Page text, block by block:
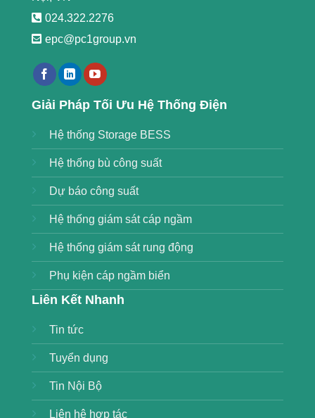
024.322.2276
epc@pc1group.vn
Giải Pháp Tối Ưu Hệ Thống Điện
Hệ thống Storage BESS
Hệ thống bù công suất
Dự báo công suất
Hệ thống giám sát cáp ngầm
Hệ thống giám sát rung động
Phụ kiện cáp ngầm biển
Liên Kết Nhanh
Tin tức
Tuyển dụng
Tin Nội Bộ
Liên hệ hợp tác